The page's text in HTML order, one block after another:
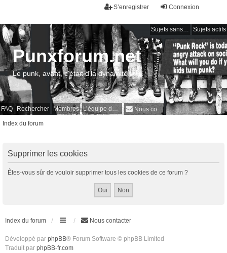
Connexion
S’enregistrer
Sujets sans réponse Sujets actifs
FAQ Rechercher Membres L’équipe du forum Nous contacter
Punxforum.net
Le punk, avant, c'était d'la dynamite !
Index du forum
Supprimer les cookies
Êtes-vous sûr de vouloir supprimer tous les cookies de ce forum ?
Index du forum Nous contacter
Développé par phpBB® Forum Software © phpBB Limited
Traduit par phpBB-fr.com